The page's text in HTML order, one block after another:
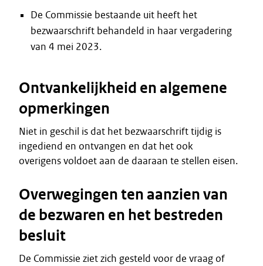
De Commissie bestaande uit heeft het
bezwaarschrift behandeld in haar vergadering
van 4 mei 2023.
Ontvankelijkheid en algemene
opmerkingen
Niet in geschil is dat het bezwaarschrift tijdig is
ingediend en ontvangen en dat het ook
overigens voldoet aan de daaraan te stellen eisen.
Overwegingen ten aanzien van
de bezwaren en het bestreden
besluit
De Commissie ziet zich gesteld voor de vraag of